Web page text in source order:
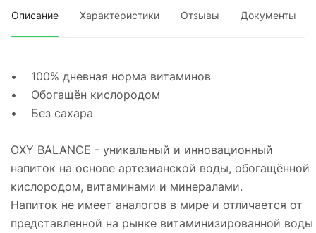
Описание Характеристики Отзывы Документы
• 100% дневная норма витаминов
• Обогащён кислородом
• Без сахара
OXY BALANCE - уникальный и инновационный
напиток на основе артезианской воды, обогащённой
кислородом, витаминами и минералами.
Напиток не имеет аналогов в мире и отличается от
представленной на рынке витаминизированной воды